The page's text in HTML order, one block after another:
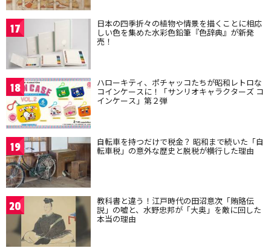
17 日本の四季折々の植物や情景を描くことに相応
しい色を集めた水彩色鉛筆『色辞典』が新発
売！
18 ハローキティ、ポチャッコたちが昭和レトロな
コインケースに！「サンリオキャラクターズ コ
インケース」第２弾
19 自転車を持つだけで税金？ 昭和まで続いた「自
転車税」の意外な歴史と脱税が横行した理由
20 教科書と違う！江戸時代の田沼意次「賄賂伝
説」の嘘と、水野忠邦が「大奥」を敵に回した
本当の理由